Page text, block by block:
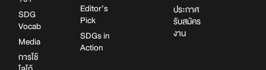
SDG
Vocab
Media
การใช้
Editor’s
Pick
SDGs in
Action
ประกาศ
รับสมัคร
งาน